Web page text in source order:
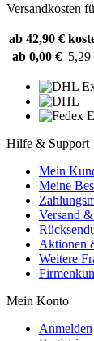
Versandkosten
ab 42,90 €
ab 0,00 € 5,29
Hilfe & Support
Mein
Meine
Versand
Aktionen
Weitere
Mein Konto
Anmelden